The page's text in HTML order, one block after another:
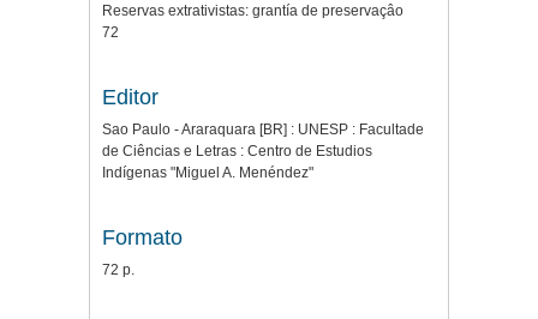
Reservas extrativistas: grantía de preservaçâo
72
Editor
Sao Paulo - Araraquara [BR] : UNESP : Facultade
de Ciências e Letras : Centro de Estudios
Indígenas "Miguel A. Menéndez"
Formato
72 p.